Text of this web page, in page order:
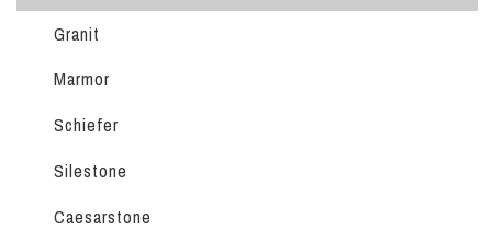
Granit
Marmor
Schiefer
Silestone
Caesarstone